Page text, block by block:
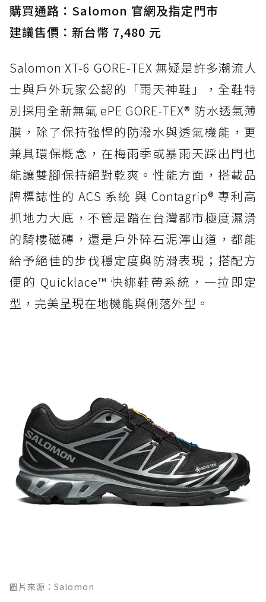
購買通路：Salomon 官網及指定門市
建議售價：新台幣 7,480 元
Salomon XT-6 GORE-TEX 無疑是許多潮流人
士與戶外玩家公認的「雨天神鞋」，全鞋特
別採用全新無氟 ePE GORE-TEX® 防水透氣薄
膜，除了保持強悍的防潑水與透氣機能，更
兼具環保概念，在梅雨季或暴雨天踩出門也
能讓雙腳保持絕對乾爽。性能方面，搭載品
牌標誌性的 ACS 系統 與 Contagrip® 專利高
抓地力大底，不管是踏在台灣都市極度濕滑
的騎樓磁磚，還是戶外碎石泥濘山道，都能
給予絕佳的步伐穩定度與防滑表現；搭配方
便的 Quicklace™ 快綁鞋帶系統，一拉即定
型，完美呈現在地機能與俐落外型。
圖片來源：Salomon